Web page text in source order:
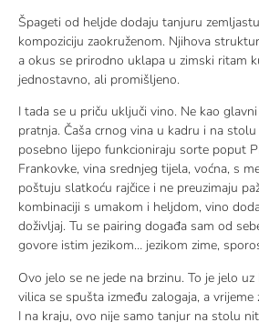
Špageti od heljde dodaju tanjuru
kompoziciju zaokruženom. Njihova
a okus se prirodno uklapa u zimski ritam
jednostavno, ali promišljeno.
I tada se u priču uključi vino. Ne kao
pratnja. Čaša crnog vina u kadru i na
posebno lijepo funkcioniraju sorte poput
Frankovke, vina srednjeg tijela, voćna, s
poštuju slatkoću rajčice i ne preuzimaju
kombinaciji s umakom i heljdom, vino
doživljaj. Tu se pairing događa sam od
govore istim jezikom… jezikom zime,
Ovo jelo se ne jede na brzinu. To je jelo
vilica se spušta između zalogaja, a
I na kraju, ovo nije samo tanjur na stolu